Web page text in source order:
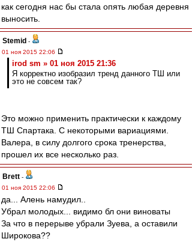
как сегодня нас бы стала опять любая деревня
выносить.
Stemid -
01 ноя 2015 22:06
irod sm » 01 ноя 2015 21:36
Я корректно изобразил тренд данного ТШ или
это не совсем так?
Это можно применить практически к каждому
ТШ Спартака. С некоторыми вариациями.
Валера, в силу долгого срока тренерства,
прошел их все несколько раз.
Brett -
01 ноя 2015 22:06
да... Алень намудил..
Убрал молодых... видимо бл они виноваты
За что в перерыве убрали Зуева, а оставили
Широкова??